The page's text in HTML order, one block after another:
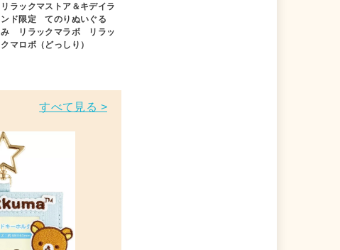
リラックマストア＆キデイラ
ンド限定 てのりぬいぐる
み リラックマラボ リラッ
クマロボ（どっしり）
すべて見る >